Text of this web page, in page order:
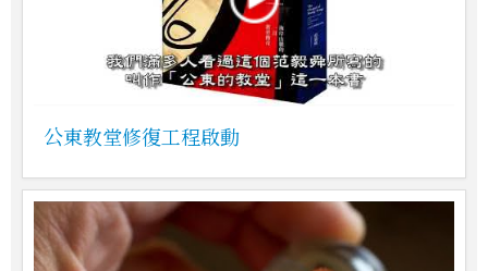
公東教堂修復工程啟動